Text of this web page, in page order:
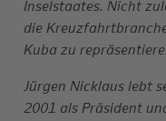
Inselstaates. Nicht
die
Kuba zu
Jürgen Nicklaus lebt
2001 als Präsident